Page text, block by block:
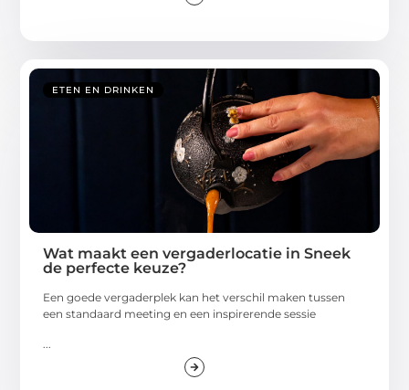
ETEN EN DRINKEN
Wat maakt een vergaderlocatie in Sneek
de perfecte keuze?
Een goede vergaderplek kan het verschil maken tussen
een standaard meeting en een inspirerende sessie